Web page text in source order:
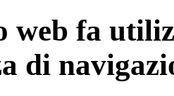
web fa
di